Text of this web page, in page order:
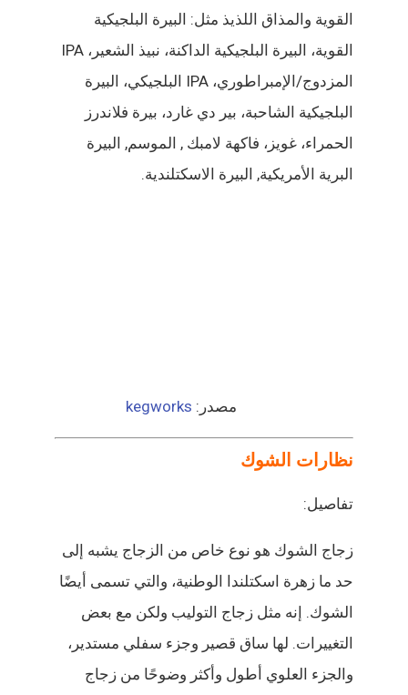
القوية والمذاق اللذيذ مثل: البيرة البلجيكية
القوية، البيرة البلجيكية الداكنة، نبيذ الشعير، IPA
المزدوج/الإمبراطوري، IPA البلجيكي، البيرة
البلجيكية الشاحبة، بير دي غارد، بيرة فلاندرز
الحمراء، غويز، فاكهة لامبك , الموسم, البيرة
البرية الأمريكية, البيرة الاسكتلندية.
مصدر: kegworks
نظارات الشوك
تفاصيل:
زجاج الشوك هو نوع خاص من الزجاج يشبه إلى
حد ما زهرة اسكتلندا الوطنية، والتي تسمى أيضًا
الشوك. إنه مثل زجاج التوليب ولكن مع بعض
التغييرات. لها ساق قصير وجزء سفلي مستدير،
والجزء العلوي أطول وأكثر وضوحًا من زجاج